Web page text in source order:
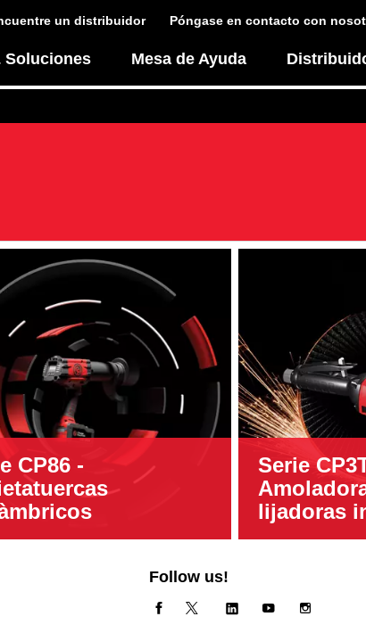
un distribuidor Póngase en contacto con
Soluciones Mesa de Ayuda
CP86 -
Serie
lijadoras
Follow us!